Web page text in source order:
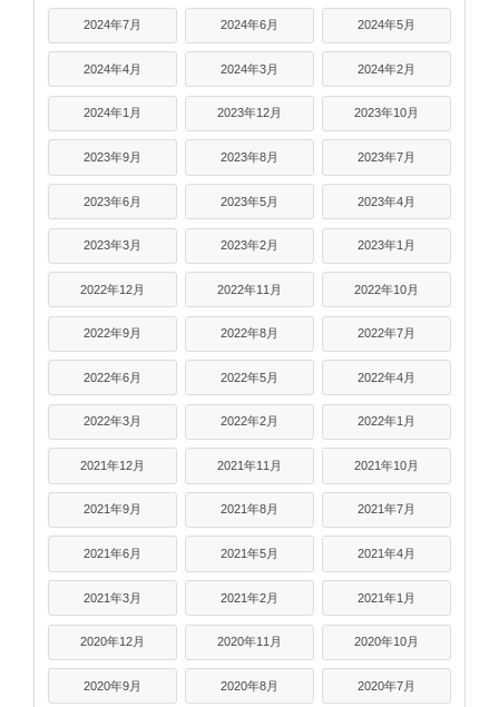
2024年7月 2024年6月 2024年5月
2024年4月 2024年3月 2024年2月
2024年1月 2023年12月 2023年10月
2023年9月 2023年8月 2023年7月
2023年6月 2023年5月 2023年4月
2023年3月 2023年2月 2023年1月
2022年12月 2022年11月 2022年10月
2022年9月 2022年8月 2022年7月
2022年6月 2022年5月 2022年4月
2022年3月 2022年2月 2022年1月
2021年12月 2021年11月 2021年10月
2021年9月 2021年8月 2021年7月
2021年6月 2021年5月 2021年4月
2021年3月 2021年2月 2021年1月
2020年12月 2020年11月 2020年10月
2020年9月 2020年8月 2020年7月